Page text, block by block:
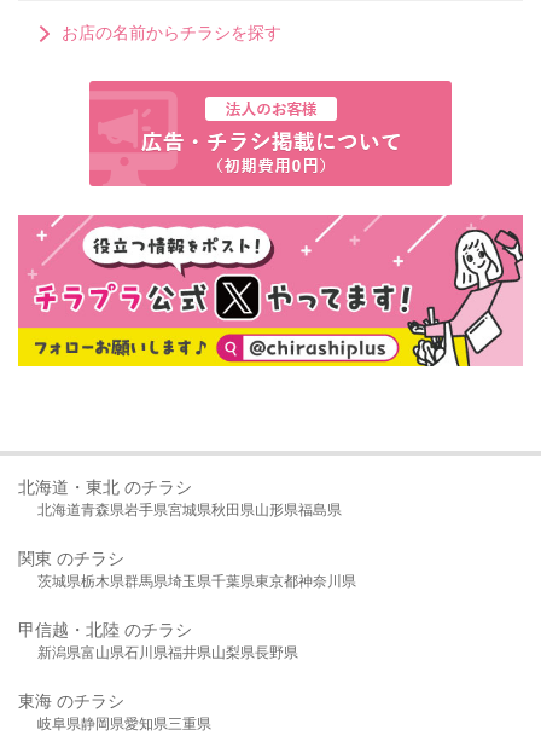
お店の名前からチラシを探す
北海道・東北 のチラシ
北海道青森県岩手県宮城県秋田県山形県福島県
関東 のチラシ
茨城県栃木県群馬県埼玉県千葉県東京都神奈川県
甲信越・北陸 のチラシ
新潟県富山県石川県福井県山梨県長野県
東海 のチラシ
岐阜県静岡県愛知県三重県